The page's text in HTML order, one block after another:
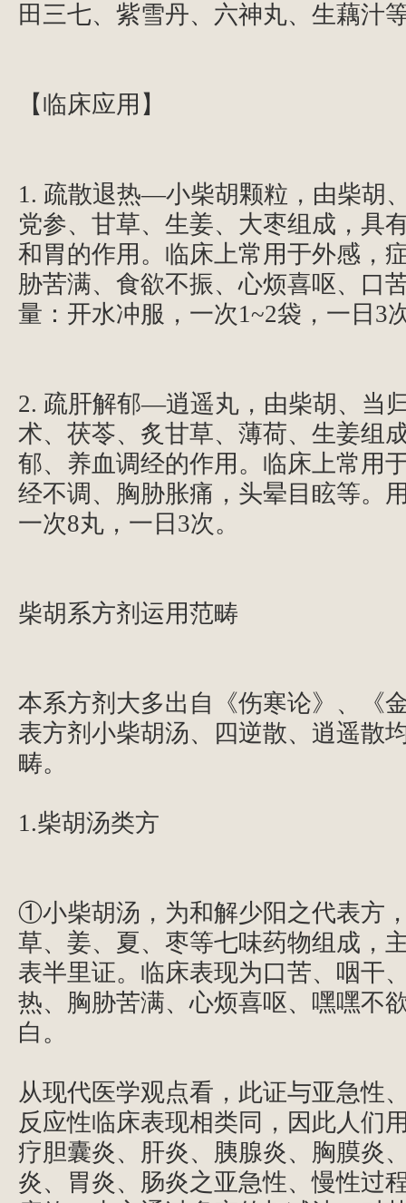
田三七、紫雪丹、六神丸、生藕汁
【临床应用】
1. 疏散退热—小柴胡颗粒，由柴胡
党参、甘草、生姜、大枣组成，具
和胃的作用。临床上常用于外感，
胁苦满、食欲不振、心烦喜呕、口
量：开水冲服，一次1~2袋，一日3
2. 疏肝解郁—逍遥丸，由柴胡、当
术、茯苓、炙甘草、薄荷、生姜组
郁、养血调经的作用。临床上常用
经不调、胸胁胀痛，头晕目眩等。
一次8丸，一日3次。
柴胡系方剂运用范畴
本系方剂大多出自《伤寒论》、《
表方剂小柴胡汤、四逆散、逍遥散
畴。
1.柴胡汤类方
①小柴胡汤，为和解少阳之代表方
草、姜、夏、枣等七味药物组成，
表半里证。临床表现为口苦、咽干
热、胸胁苦满、心烦喜呕、嘿嘿不
白。
从现代医学观点看，此证与亚急性
反应性临床表现相类同，因此人们
疗胆囊炎、肝炎、胰腺炎、胸膜炎
炎、胃炎、肠炎之亚急性、慢性过